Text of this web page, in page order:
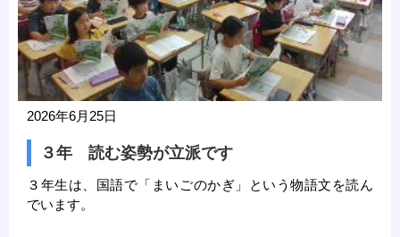
2026年6月25日
３年 読む姿勢が立派です
３年生は、国語で「まいごのかぎ」という物語文を読ん
でいます。